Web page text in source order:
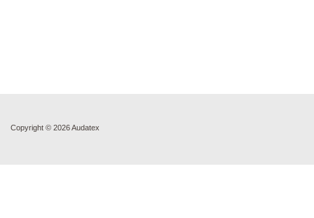
Copyright © 2026 Audatex